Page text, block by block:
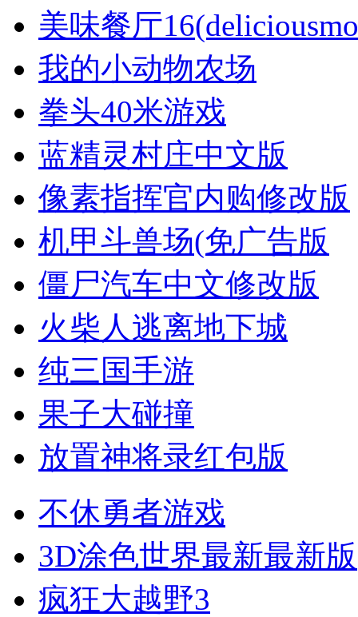
美味餐厅
我的小动物农场
拳头40米游戏
蓝精灵村庄中文版
像素指挥官内购修改版
机甲斗兽场(免广告版
僵尸汽车中文修改版
火柴人逃离地下城
纯三国手游
果子大碰撞
放置神将录红包版
不休勇者游戏
3D涂色世界最新最新版
疯狂大越野3